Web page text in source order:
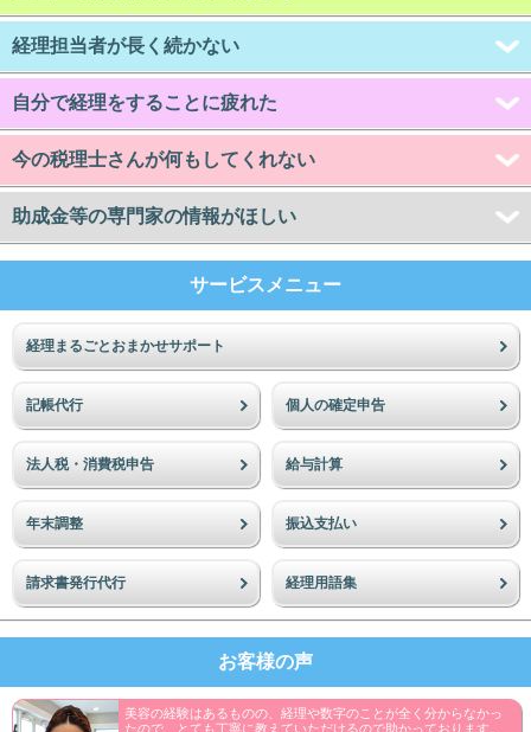
経理担当者が長く続かない
自分で経理をすることに疲れた
今の税理士さんが何もしてくれない
助成金等の専門家の情報がほしい
サービスメニュー
経理まるごとおまかせサポート
記帳代行 個人の確定申告
法人税・消費税申告 給与計算
年末調整 振込支払い
請求書発行代行 経理用語集
お客様の声
美容の経験はあるものの、経理や数字のことが全く分からなかっ
たので、とても丁寧に教えていただけるので助かっております。